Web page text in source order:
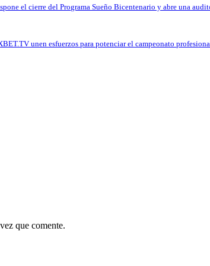
el cierre del Programa Sueño Bicentenario y abre una
unen esfuerzos para potenciar el campeonato
que comente.